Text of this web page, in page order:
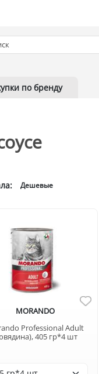
по бренду
Дешевые
MORANDO
Professional Adult
405 гр*4 шт